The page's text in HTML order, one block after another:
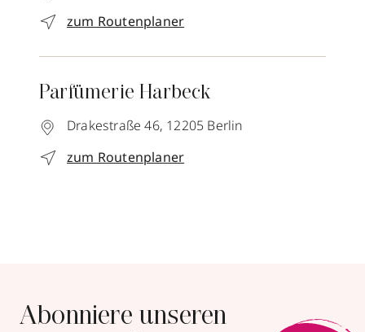
zum Routenplaner
Parfümerie Harbeck
Drakestraße 46, 12205 Berlin
zum Routenplaner
Abonniere unseren